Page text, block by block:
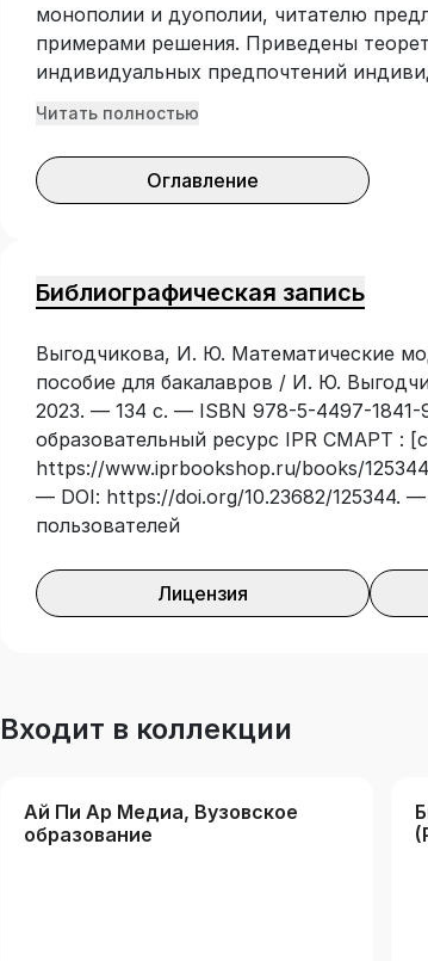
монополии и дуополии, читателю
примерами решения. Приведены
индивидуальных предпочтений
предпочтения фирмы, все результаты
содержится математический аппарат,
и визуальные примеры оценки данных
Предназначено для студентов,
экономике», а также может быть
направлению 09.03.03 «Прикладная
изучении дисциплины
Читать полностью
Оглавление
Библиографическая запись
Выгодчикова, И. Ю. Математические
пособие для бакалавров / И. Ю.
2023. — 134 с. — ISBN 978-5-4497-
образовательный ресурс IPR СМАРТ :
https://www.iprbookshop.ru/books/
— DOI: https://doi.org/10.23682/125344.
пользователей
Лицензия
Входит в коллекции
Ай Пи Ар Медиа, Вузовское
образование